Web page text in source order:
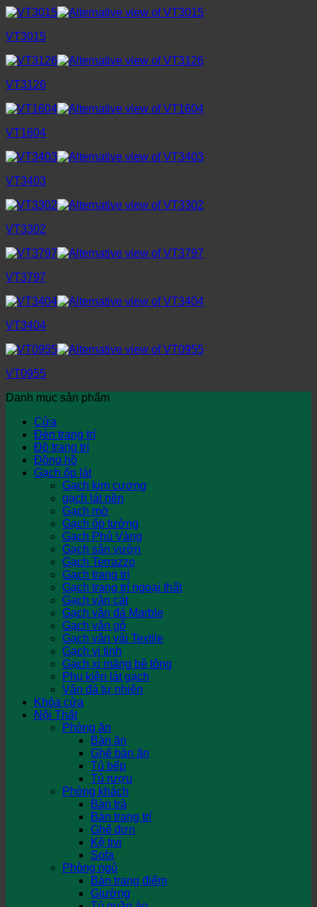
VT3015
VT3126
VT1604
VT3403
VT3302
VT3797
VT3404
VT0955
Danh mục sản phẩm
Cửa
Đèn trang trí
Đồ trang trí
Đồng hồ
Gạch ốp lát
Gạch kim cương
gạch lát nền
Gạch mờ
Gạch ốp tường
Gạch Phủ Vàng
Gạch sân vườn
Gạch Terrazzo
Gạch trang trí
Gạch trang trí ngoại thất
Gạch vân cát
Gạch vân đá Marble
Gạch vân gỗ
Gạch vân vải Textile
Gạch vi tinh
Gạch xi măng bê tông
Phụ kiện lát gạch
Vân đá tự nhiên
Khóa cửa
Nội Thất
Phòng ăn
Bàn ăn
Ghế bàn ăn
Tủ bếp
Tủ rượu
Phòng khách
Bàn trà
Bàn trang trí
Ghế đơn
Kệ tivi
Sofa
Phòng ngủ
Bàn trang điểm
Giường